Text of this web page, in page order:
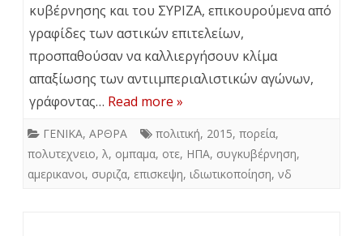
κυβέρνησης και του ΣΥΡΙΖΑ, επικουρούμενα από
γραφίδες των αστικών επιτελείων,
προσπαθούσαν να καλλιεργήσουν κλίμα
απαξίωσης των αντιιμπεριαλιστικών αγώνων,
γράφοντας… Read more »
ΓΕΝΙΚΑ, ΑΡΘΡΑ πολιτική, 2015, πορεία,
πολυτεχνειο, λ, ομπαμα, οτε, ΗΠΑ, συγκυβέρνηση,
αμερικανοι, συριζα, επισκεψη, ιδιωτικοποίηση, νδ